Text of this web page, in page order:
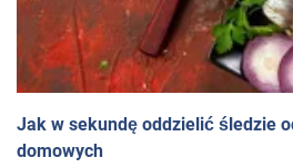
Jak w sekundę oddzielić śledzie
domowych